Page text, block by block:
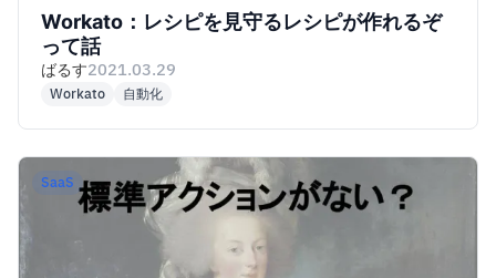
Workato：レシピを見守るレシピが作れるぞ
って話
ばるす2021.03.29
Workato 自動化
SaaS